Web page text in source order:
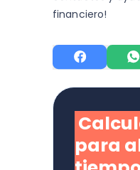
financiero!
para